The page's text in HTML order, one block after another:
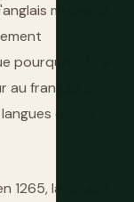
moderne
pourquoi elle a
français et
qu'elle
1265, la longue